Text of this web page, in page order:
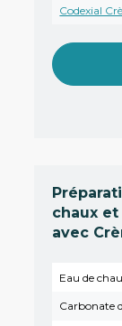
Codexial
chaux
avec
Eau de
Carbonate